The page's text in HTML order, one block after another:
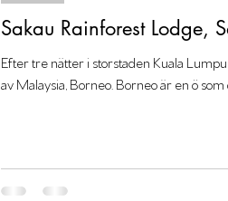
Sakau Rainforest Lodge,
Efter tre nätter i storstaden Kuala
av Malaysia, Borneo. Borneo är en ö som